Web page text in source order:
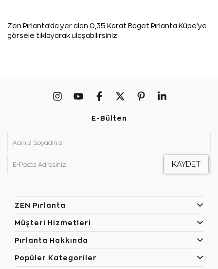
Zen Pırlanta'da yer alan 0,35 Karat Baget Pırlanta Küpe'ye
görsele tıklayarak ulaşabilirsiniz.
E-Bülten
ZEN Pırlanta
Müşteri Hizmetleri
Pırlanta Hakkında
Popüler Kategoriler